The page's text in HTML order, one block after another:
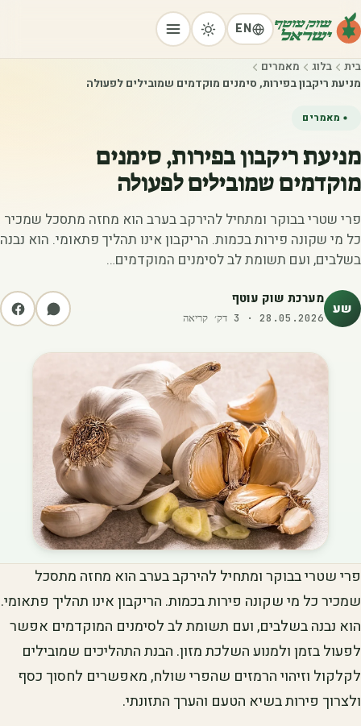
EN
בית בלוג
מאמרים
מניעת ריקבון בפירות, סימנים מוקדמים שמובילים לפעולה
מאמרים
מניעת ריקבון בפירות, סימנים
מוקדמים שמובילים לפעולה
פרי שטרי בבוקר ומתחיל להירקב בערב הוא מחזה מתסכל שמכיר
כל מי שקונה פירות בכמות. הריקבון אינו תהליך פתאומי. הוא נבנה
בשלבים, ועם תשומת לב לסימנים המוקדמים…
שע מערכת שוק עוטף
28.05.2026
·
3 דק׳ קריאה
פרי שטרי בבוקר ומתחיל להירקב בערב הוא מחזה מתסכל
שמכיר כל מי שקונה פירות בכמות. הריקבון אינו תהליך פתאומי.
הוא נבנה בשלבים, ועם תשומת לב לסימנים המוקדמים אפשר
לפעול בזמן ולמנוע השלכת מזון. הבנת התהליכים שמובילים
לקלקול וזיהוי הרמזים שהפרי שולח, מאפשרים לחסוך כסף
ולצרוך פירות בשיא הטעם והערך התזונתי.